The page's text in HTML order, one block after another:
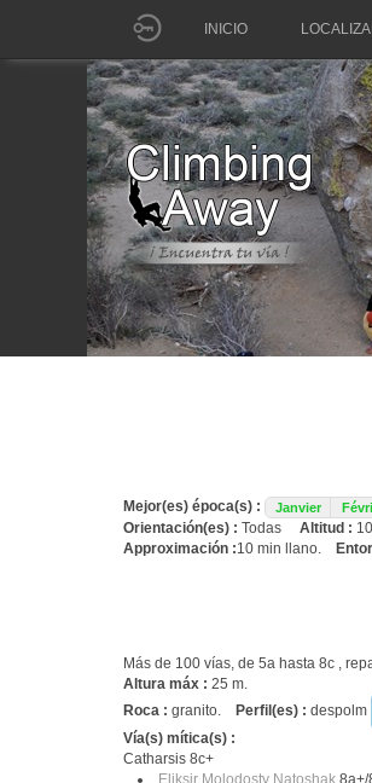
INICIO
Mejor(es) época(s) : Janvier
Orientación(es) : Todas Altitud :
Approximación :10 min llano.
Más de 100 vías, de 5a hasta 8c ,
Altura máx : 25 m.
Roca : granito. Perfil(es) : despolm
Vía(s) mítica(s) :
Catharsis 8c+
Eliksir Molodosty Natoshak 8a+/